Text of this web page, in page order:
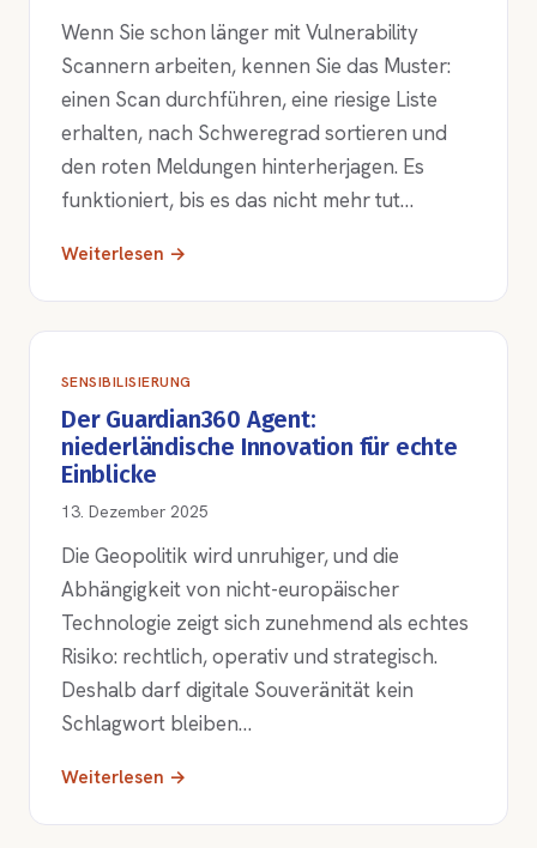
Wenn Sie schon länger mit Vulnerability
Scannern arbeiten, kennen Sie das Muster:
einen Scan durchführen, eine riesige Liste
erhalten, nach Schweregrad sortieren und
den roten Meldungen hinterherjagen. Es
funktioniert, bis es das nicht mehr tut…
Weiterlesen →
SENSIBILISIERUNG
Der Guardian360 Agent:
niederländische Innovation für echte
Einblicke
13. Dezember 2025
Die Geopolitik wird unruhiger, und die
Abhängigkeit von nicht-europäischer
Technologie zeigt sich zunehmend als echtes
Risiko: rechtlich, operativ und strategisch.
Deshalb darf digitale Souveränität kein
Schlagwort bleiben…
Weiterlesen →